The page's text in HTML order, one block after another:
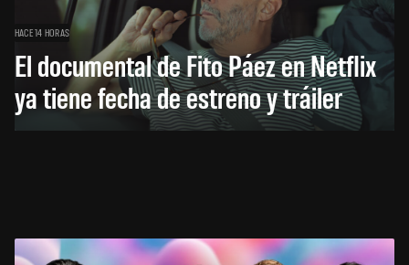
HACE 14 HORAS
El documental de Fito Páez en Netflix
ya tiene fecha de estreno y tráiler